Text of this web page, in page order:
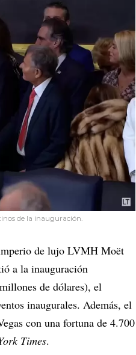
de la inauguración.
de lujo LVMH Moët
a la inauguración
de dólares), el
inaugurales. Además, el
con una fortuna de 4.700
Times.